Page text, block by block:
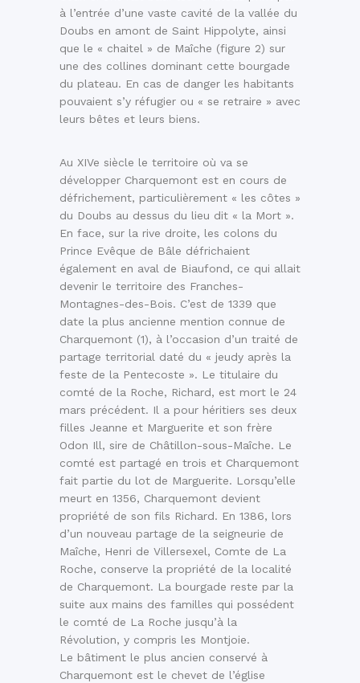
à l’entrée d’une vaste cavité de la vallée du
Doubs en amont de Saint Hippolyte, ainsi
que le « chaitel » de Maîche (figure 2) sur
une des collines dominant cette bourgade
du plateau. En cas de danger les habitants
pouvaient s’y réfugier ou « se retraire » avec
leurs bêtes et leurs biens.
Au XIVe siècle le territoire où va se
développer Charquemont est en cours de
défrichement, particulièrement « les côtes »
du Doubs au dessus du lieu dit « la Mort ».
En face, sur la rive droite, les colons du
Prince Evêque de Bâle défrichaient
également en aval de Biaufond, ce qui allait
devenir le territoire des Franches-
Montagnes-des-Bois. C’est de 1339 que
date la plus ancienne mention connue de
Charquemont (1), à l’occasion d’un traité de
partage territorial daté du « jeudy après la
feste de la Pentecoste ». Le titulaire du
comté de la Roche, Richard, est mort le 24
mars précédent. Il a pour héritiers ses deux
filles Jeanne et Marguerite et son frère
Odon Ill, sire de Châtillon-sous-Maîche. Le
comté est partagé en trois et Charquemont
fait partie du lot de Marguerite. Lorsqu’elle
meurt en 1356, Charquemont devient
propriété de son fils Richard. En 1386, lors
d’un nouveau partage de la seigneurie de
Maîche, Henri de Villersexel, Comte de La
Roche, conserve la propriété de la localité
de Charquemont. La bourgade reste par la
suite aux mains des familles qui possédent
le comté de La Roche jusqu’à la
Révolution, y compris les Montjoie.
Le bâtiment le plus ancien conservé à
Charquemont est le chevet de l’église